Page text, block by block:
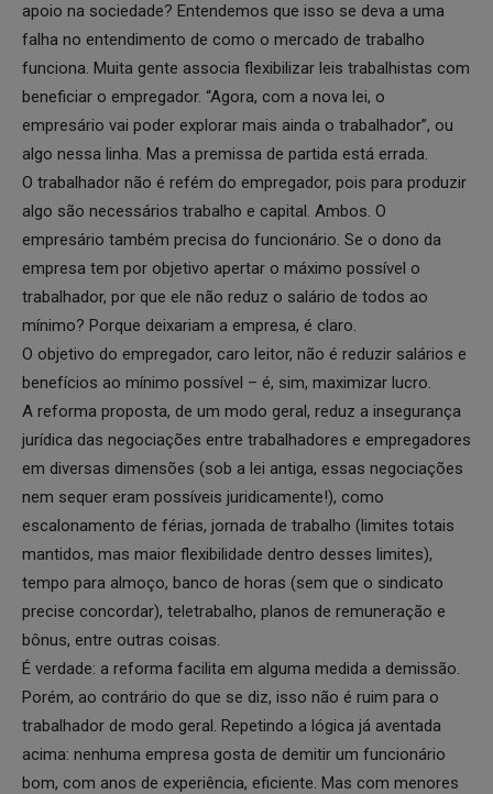
apoio na sociedade? Entendemos que isso se deva a uma
falha no entendimento de como o mercado de trabalho
funciona. Muita gente associa flexibilizar leis trabalhistas com
beneficiar o empregador. “Agora, com a nova lei, o
empresário vai poder explorar mais ainda o trabalhador”, ou
algo nessa linha. Mas a premissa de partida está errada.
O trabalhador não é refém do empregador, pois para produzir
algo são necessários trabalho e capital. Ambos. O
empresário também precisa do funcionário. Se o dono da
empresa tem por objetivo apertar o máximo possível o
trabalhador, por que ele não reduz o salário de todos ao
mínimo? Porque deixariam a empresa, é claro.
O objetivo do empregador, caro leitor, não é reduzir salários e
benefícios ao mínimo possível – é, sim, maximizar lucro.
A reforma proposta, de um modo geral, reduz a insegurança
jurídica das negociações entre trabalhadores e empregadores
em diversas dimensões (sob a lei antiga, essas negociações
nem sequer eram possíveis juridicamente!), como
escalonamento de férias, jornada de trabalho (limites totais
mantidos, mas maior flexibilidade dentro desses limites),
tempo para almoço, banco de horas (sem que o sindicato
precise concordar), teletrabalho, planos de remuneração e
bônus, entre outras coisas.
É verdade: a reforma facilita em alguma medida a demissão.
Porém, ao contrário do que se diz, isso não é ruim para o
trabalhador de modo geral. Repetindo a lógica já aventada
acima: nenhuma empresa gosta de demitir um funcionário
bom, com anos de experiência, eficiente. Mas com menores